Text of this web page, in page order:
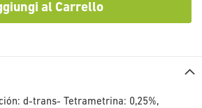
al Carrello
d-trans- Tetrametrina: 0,25%,